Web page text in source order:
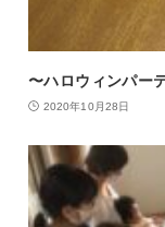
〜ハロウィンパー
2020年10月28日